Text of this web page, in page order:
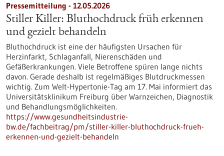
Pressemitteilung - 12.05.2026
Stiller Killer: Bluthochdruck früh erkennen
und gezielt behandeln
Bluthochdruck ist eine der häufigsten Ursachen für
Herzinfarkt, Schlaganfall, Nierenschäden und
Gefäßerkrankungen. Viele Betroffene spüren lange nichts
davon. Gerade deshalb ist regelmäßiges Blutdruckmessen
wichtig. Zum Welt-Hypertonie-Tag am 17. Mai informiert das
Universitätsklinikum Freiburg über Warnzeichen, Diagnostik
und Behandlungsmöglichkeiten.
https://www.gesundheitsindustrie-
bw.de/fachbeitrag/pm/stiller-killer-bluthochdruck-frueh-
erkennen-und-gezielt-behandeln